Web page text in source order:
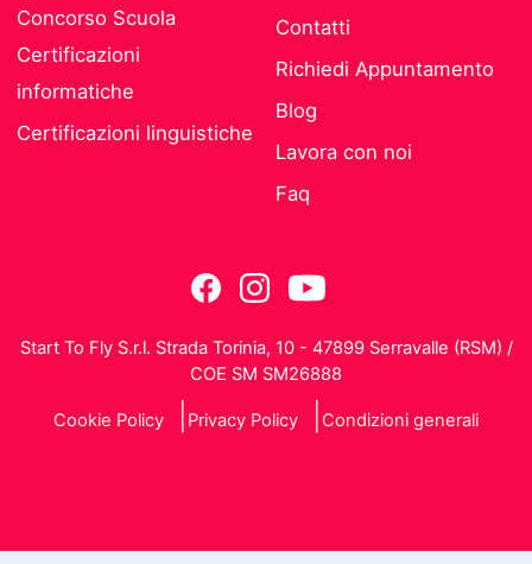
Concorso Scuola
Certificazioni
informatiche
Certificazioni linguistiche
Contatti
Richiedi Appuntamento
Blog
Lavora con noi
Faq
Start To Fly S.r.l. Strada Torinia, 10 - 47899 Serravalle (RSM) /
COE SM SM26888
Cookie Policy Privacy Policy Condizioni generali